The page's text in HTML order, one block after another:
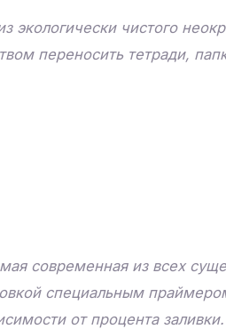
экологически чистого
переносить тетради,
современная из всех
специальным
от процента заливки.